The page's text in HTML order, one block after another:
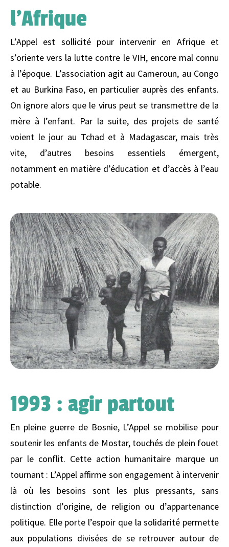
l’Afrique
L’Appel est sollicité pour intervenir en Afrique et
s’oriente vers la lutte contre le VIH, encore mal connu
à l’époque. L’association agit au Cameroun, au Congo
et au Burkina Faso, en particulier auprès des enfants.
On ignore alors que le virus peut se transmettre de la
mère à l’enfant. Par la suite, des projets de santé
voient le jour au Tchad et à Madagascar, mais très
vite, d’autres besoins essentiels émergent,
notamment en matière d’éducation et d’accès à l’eau
potable.
1993 : agir partout
En pleine guerre de Bosnie, L’Appel se mobilise pour
soutenir les enfants de Mostar, touchés de plein fouet
par le conflit. Cette action humanitaire marque un
tournant : L’Appel affirme son engagement à intervenir
là où les besoins sont les plus pressants, sans
distinction d’origine, de religion ou d’appartenance
politique. Elle porte l’espoir que la solidarité permette
aux populations divisées de se retrouver autour de